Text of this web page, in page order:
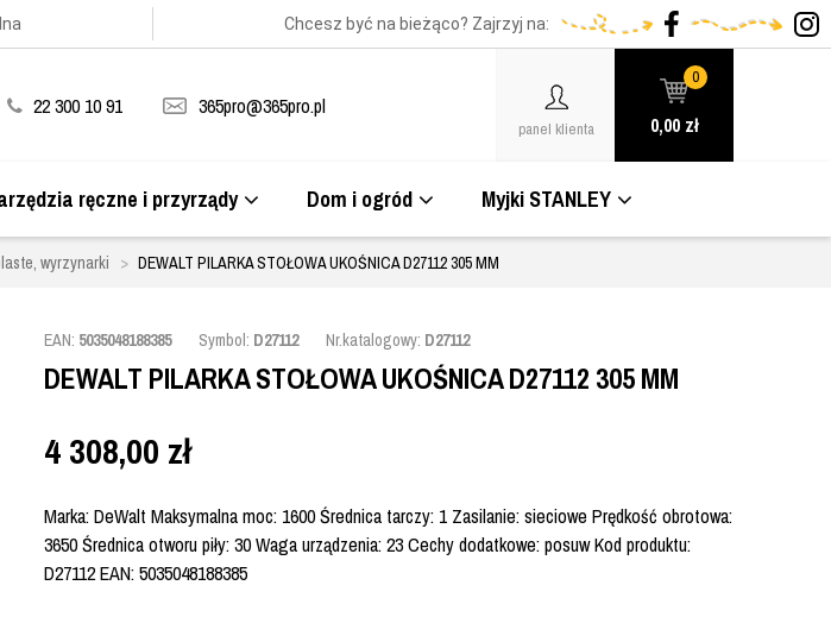
Chcesz być na bieżąco? Zajrzyj na:
22 300 10 91 365pro@365pro.pl
panel klienta
0
0,00 zł
ręczne i przyrządy Dom i ogród Myjki STANLEY
wyrzynarki DEWALT PILARKA STOŁOWA UKOŚNICA D27112 305 MM
EAN: 5035048188385 Symbol: D27112 Nr.katalogowy: D27112
DEWALT PILARKA STOŁOWA UKOŚNICA D27112 305 MM
4 308,00 zł
Marka: DeWalt Maksymalna moc: 1600 Średnica tarczy: 1 Zasilanie: sieciowe Prędkość obrotowa:
3650 Średnica otworu piły: 30 Waga urządzenia: 23 Cechy dodatkowe: posuw Kod produktu:
D27112 EAN: 5035048188385